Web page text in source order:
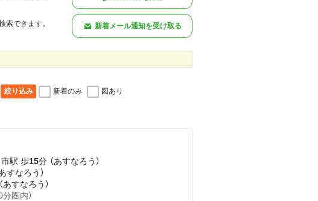
索できます。
新着メール通知を受け取る
絞り込み 新着のみ 図あり
駅 歩15分 （あすなろう）
すなろう）
あすなろう）
圏内）